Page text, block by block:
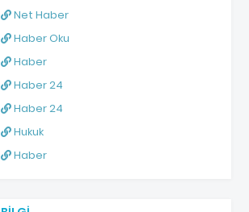
Net Haber
Haber Oku
Haber
Haber 24
Haber 24
Hukuk
Haber